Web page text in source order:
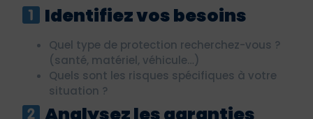
Identifiez vos besoins
Quel type de protection recherchez-vous ?
(santé, matériel, véhicule…)
Quels sont les risques spécifiques à votre
situation ?